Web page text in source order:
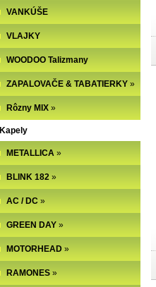
VANKÚŠE
VLAJKY
WOODOO Talizmany
ZAPALOVAČE & TABATIERKY »
Rôzny MIX »
Kapely
METALLICA »
BLINK 182 »
AC / DC »
GREEN DAY »
MOTORHEAD »
RAMONES »